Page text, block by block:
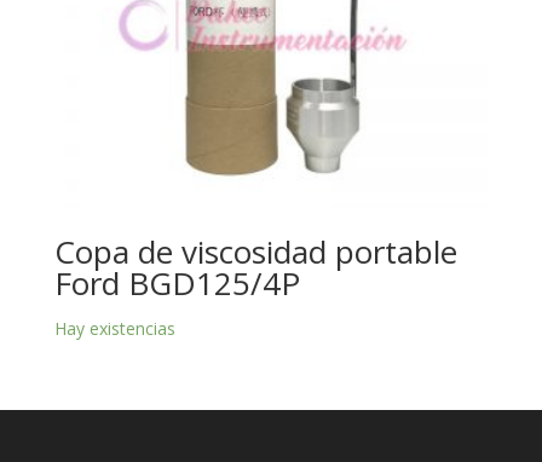
Copa de viscosidad portable
Ford BGD125/4P
Hay existencias